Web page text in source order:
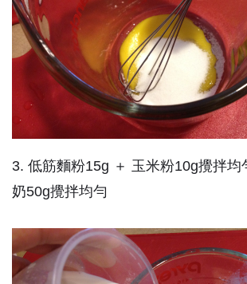
3. 低筋麵粉15g ＋ 玉米粉10g攪拌均
奶50g攪拌均勻